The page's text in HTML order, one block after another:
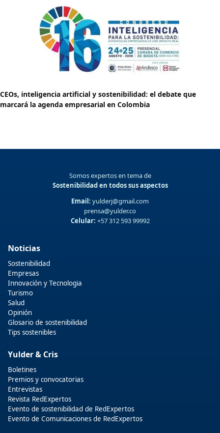
CEOs, inteligencia artificial y sostenibilidad: el debate que
marcará la agenda empresarial en Colombia
Somos expertos en tema de
Sostenibilidad en todos sus aspectos
Email: yulderj@gmail.com
prensa@yulder.co
Celular: +57 312 593 99992
Noticias
Sostenibilidad
Empresas
Innovación y Tecnologia
Turismo
Salud
Opinión
Glosario de sostenibilidad
Tips sostenibles
Yulder & Cris
Boletines
Premios y convocatorias
Entrevistas
Revista RedExpertos
Evento de sostenibilidad de RedExpertos
Evento de Comunicaciones de RedExpertos